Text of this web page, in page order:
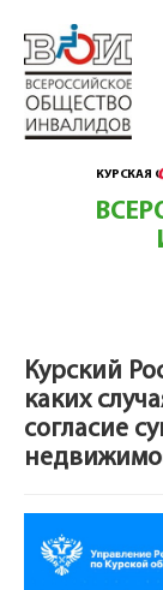
КУРСКАЯ
Курский
каких
согласие